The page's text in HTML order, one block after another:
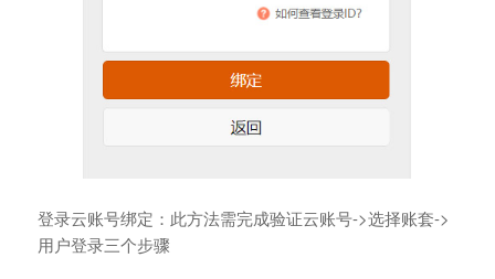
登录云账号绑定：此方法需完成验证云账号->选择账套->
用户登录三个步骤